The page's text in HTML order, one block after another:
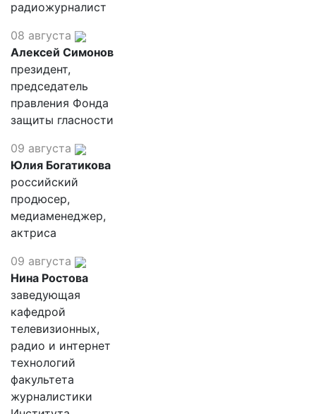
радиожурналист
08 августа
Алексей Симонов
президент,
председатель
правления Фонда
защиты гласности
09 августа
Юлия Богатикова
российский
продюсер,
медиаменеджер,
актриса
09 августа
Нина Ростова
заведующая
кафедрой
телевизионных,
радио и интернет
технологий
факультета
журналистики